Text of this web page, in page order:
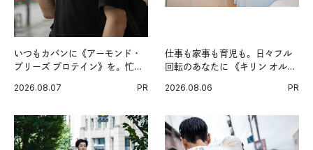
いつもカバンに《アーモンド・
ブリーズ プロテイン》を。忙し
グ習慣。
2026.08.07 PR
仕事も家事も育児も。日々フル
回転のあなたに 《キリン オルニ
2026.08.06 PR